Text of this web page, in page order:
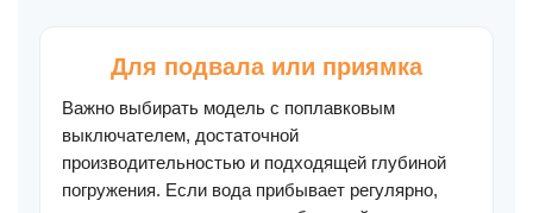
Для подвала или приямка
Важно выбирать модель с поплавковым
выключателем, достаточной
производительностью и подходящей глубиной
погружения. Если вода прибывает регулярно,